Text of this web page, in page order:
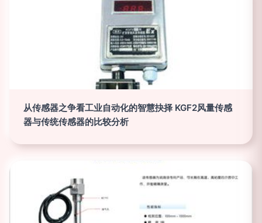
从传感器之争看工业自动化的智慧抉择 KGF2风量传感
器与传统传感器的比较分析